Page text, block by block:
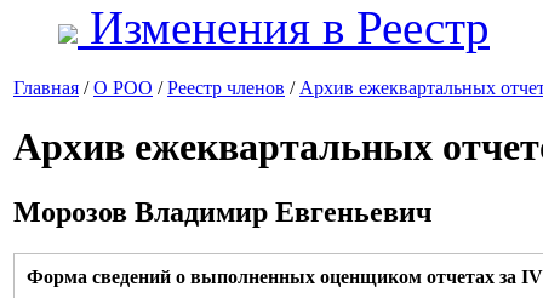
Изменения в Реестр
Главная /О РОО /Реестр членов / Архив ежеквартальных
Архив ежеквартальных
Морозов Владимир Евгеньевич
Форма сведений о выполненных оценщиком отчетах за IV